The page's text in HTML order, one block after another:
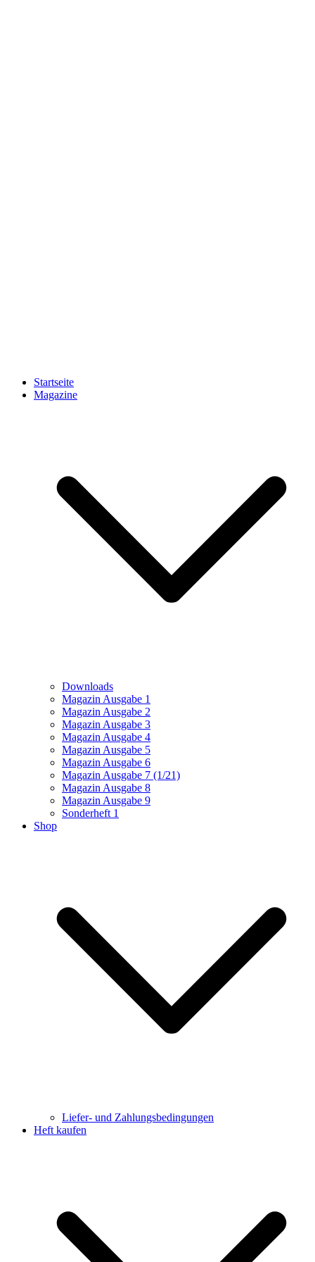
Startseite
Magazine
Downloads
Magazin Ausgabe 1
Magazin Ausgabe 2
Magazin Ausgabe 3
Magazin Ausgabe 4
Magazin Ausgabe 5
Magazin Ausgabe 6
Magazin Ausgabe 7 (1/21)
Magazin Ausgabe 8
Magazin Ausgabe 9
Sonderheft 1
Shop
Liefer- und Zahlungsbedingungen
Heft kaufen